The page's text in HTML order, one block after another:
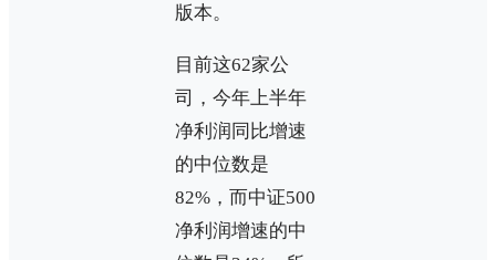
版本。
目前这62家公
司，今年上半年
净利润同比增速
的中位数是
82%，而中证500
净利润增速的中